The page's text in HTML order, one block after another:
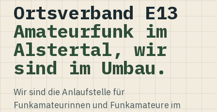
Ortsverband E13
Amateurfunk im
Alstertal, wir
sind im Umbau.
Wir sind die Anlaufstelle für
Funkamateurinnen und Funkamateure im